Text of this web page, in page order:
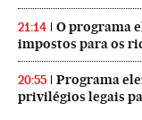
21:14
O programa
impostos para os
20:55
Programa
privilégios legais